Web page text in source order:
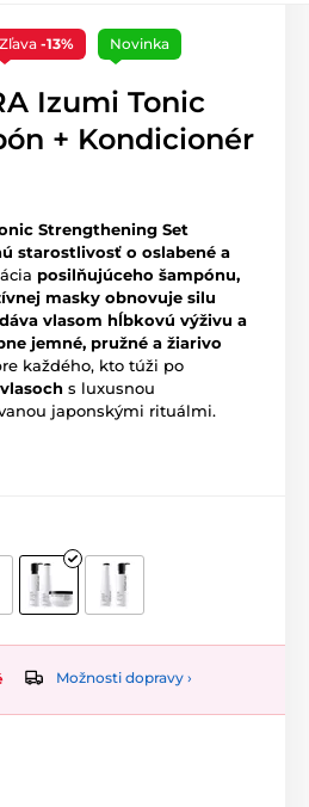
Zľava -13% Novinka
Izumi Tonic
+ Kondicionér
Strengthening Set
starostlivosť o oslabené a
posilňujúceho šampónu,
masky obnovuje silu
vlasom hĺbkovú výživu a
jemné, pružné a žiarivo
každého, kto túži po
s luxusnou
japonskými rituálmi.
Možnosti dopravy ›